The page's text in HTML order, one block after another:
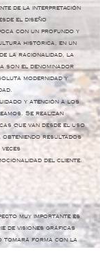
de la interpretación
el diseño
con un profundo y
histórica, en un
la racionalidad, la
son el denominador
modernidad y
y atención a los
Se realizan
que van desde el uso
resultados
veces
del cliente.
muy importante es
de visiones gráficas
tomará forma con la